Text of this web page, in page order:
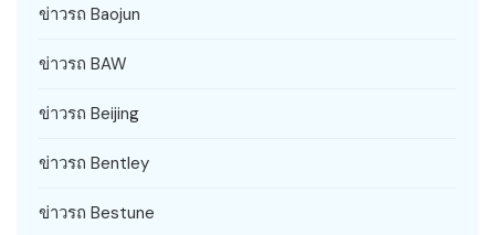
ข่าวรถ Baojun
ข่าวรถ BAW
ข่าวรถ Beijing
ข่าวรถ Bentley
ข่าวรถ Bestune